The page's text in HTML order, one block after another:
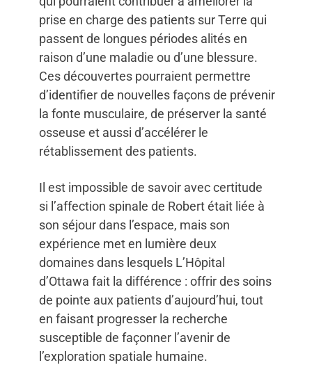
prise en charge des patients sur Terre qui
passent de longues périodes alités en
raison d’une maladie ou d’une blessure.
Ces découvertes pourraient permettre
d’identifier de nouvelles façons de prévenir
la fonte musculaire, de préserver la santé
osseuse et aussi d’accélérer le
rétablissement des patients.
Il est impossible de savoir avec certitude
si l’affection spinale de Robert était liée à
son séjour dans l’espace, mais son
expérience met en lumière deux
domaines dans lesquels L’Hôpital
d’Ottawa fait la différence : offrir des soins
de pointe aux patients d’aujourd’hui, tout
en faisant progresser la recherche
susceptible de façonner l’avenir de
l’exploration spatiale humaine.